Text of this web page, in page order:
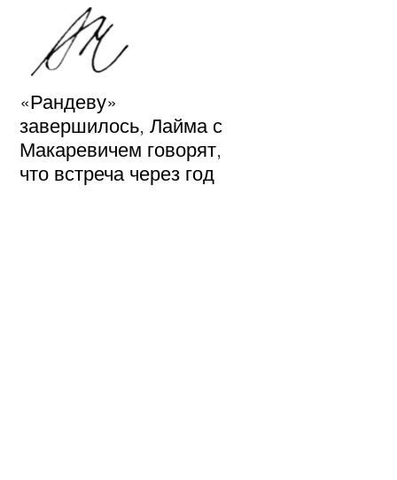
«Рандеву»
завершилось, Лайма с
Макаревичем говорят,
что встреча через год